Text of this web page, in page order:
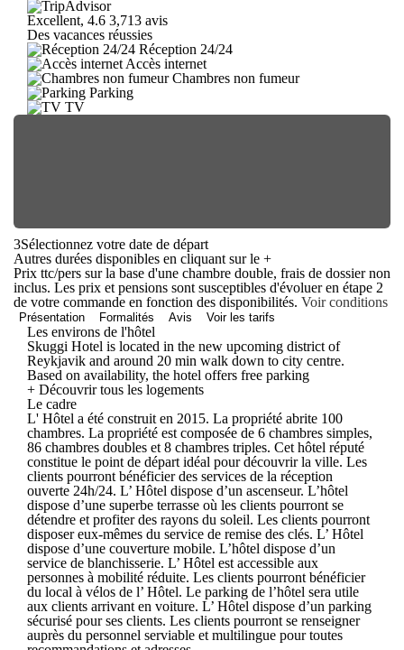
Excellent, 4.6 3,713 avis
Des vacances réussies
Réception 24/24
Accès internet
Chambres non fumeur
Parking
TV
3Sélectionnez votre date de départ
Autres durées disponibles en cliquant sur le +
Prix ttc/pers sur la base d'une chambre double, frais de dossier non
inclus. Les prix et pensions sont susceptibles d'évoluer en étape 2
de votre commande en fonction des disponibilités. Voir conditions
Présentation Formalités Avis Voir les tarifs
Les environs de l'hôtel
Skuggi Hotel is located in the new upcoming district of
Reykjavik and around 20 min walk down to city centre.
Based on availability, the hotel offers free parking
+ Découvrir tous les logements
Le cadre
L' Hôtel a été construit en 2015. La propriété abrite 100
chambres. La propriété est composée de 6 chambres simples,
86 chambres doubles et 8 chambres triples. Cet hôtel réputé
constitue le point de départ idéal pour découvrir la ville. Les
clients pourront bénéficier des services de la réception
ouverte 24h/24. L’ Hôtel dispose d’un ascenseur. L’hôtel
dispose d’une superbe terrasse où les clients pourront se
détendre et profiter des rayons du soleil. Les clients pourront
disposer eux-mêmes du service de remise des clés. L’ Hôtel
dispose d’une couverture mobile. L’hôtel dispose d’un
service de blanchisserie. L’ Hôtel est accessible aux
personnes à mobilité réduite. Les clients pourront bénéficier
du local à vélos de l’ Hôtel. Le parking de l’hôtel sera utile
aux clients arrivant en voiture. L’ Hôtel dispose d’un parking
sécurisé pour ses clients. Les clients pourront se renseigner
auprès du personnel serviable et multilingue pour toutes